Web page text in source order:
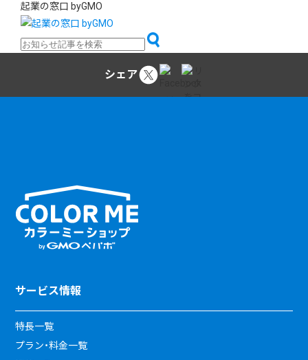
起業の窓口 byGMO
シェア
サービス情報
特長一覧
プラン・料金一覧